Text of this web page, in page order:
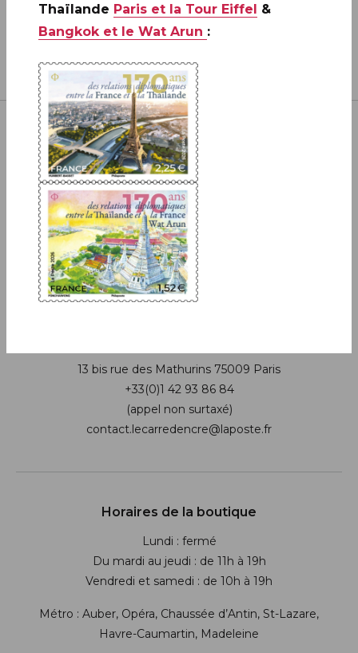
Inscrivez-vous à notre newsletter
JE M'ABONNE
13 bis rue des Mathurins 75009 Paris
+33(0)1 42 93 86 84
(appel non surtaxé)
contact.lecarredencre@laposte.fr
Horaires de la boutique
Lundi : fermé
Du mardi au jeudi : de 11h à 19h
Vendredi et samedi : de 10h à 19h
Métro : Auber, Opéra, Chaussée d’Antin, St-Lazare,
Havre-Caumartin, Madeleine
Thaïlande Paris et la Tour Eiffel &
Bangkok et le Wat Arun :